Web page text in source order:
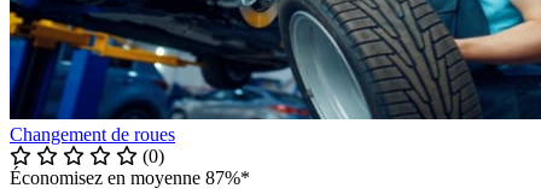
Changement de roues
(0)
Économisez en moyenne 87%*